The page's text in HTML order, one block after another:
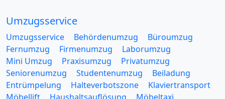
Umzugsservice
Umzugsservice Behördenumzug
Büroumzug
Fernumzug
Firmenumzug
Laborumzug
Mini Umzug
Praxisumzug
Privatumzug
Seniorenumzug
Studentenumzug
Beiladung
Entrümpelung
Halteverbotszone
Klaviertransport
Möbellift
Haushaltsauflösung
Möbeltaxi